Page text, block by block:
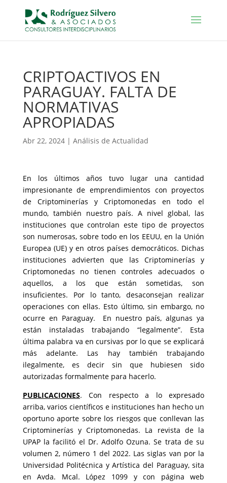
CRIPTOACTIVOS EN
PARAGUAY. FALTA DE
NORMATIVAS
APROPIADAS
Abr 22, 2024| Análisis de Actualidad
En los últimos años tuvo lugar una cantidad
impresionante de emprendimientos con proyectos
de Criptominerías y Criptomonedas en todo el
mundo, también nuestro país. A nivel global, las
instituciones que controlan este tipo de proyectos
son numerosas, sobre todo en los EEUU, en la Unión
Europea (UE) y en otros países democráticos. Dichas
instituciones advierten que las Criptominerías y
Criptomonedas no tienen controles adecuados o
aquellos, a los que están sometidas, son
insuficientes. Por lo tanto, desaconsejan realizar
operaciones con ellas. Esto último, sin embargo, no
ocurre en Paraguay. En nuestro país, algunas ya
están instaladas trabajando “legalmente”. Esta
última palabra va en cursivas por lo que se explicará
más adelante. Las hay también trabajando
ilegalmente, es decir sin que hubiesen sido
autorizadas formalmente para hacerlo.
PUBLICACIONES. Con respecto a lo expresado
arriba, varios científicos e instituciones han hecho un
oportuno aporte sobre los riesgos que conllevan las
Criptominerías y Criptomonedas. La revista de la
UPAP la facilitó el Dr. Adolfo Ozuna. Se trata de su
volumen 2, número 1 del 2022. Las siglas van por la
Universidad Politécnica y Artística del Paraguay, sita
en Avda. Mcal. López 1099 y con página web